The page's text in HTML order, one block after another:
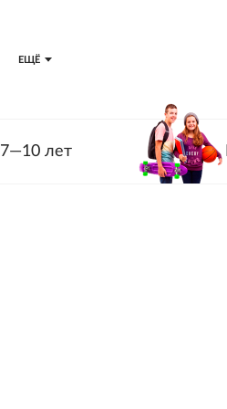
ЕЩЁ
7—10 лет